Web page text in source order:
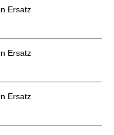
Ersatz
Ersatz
Ersatz